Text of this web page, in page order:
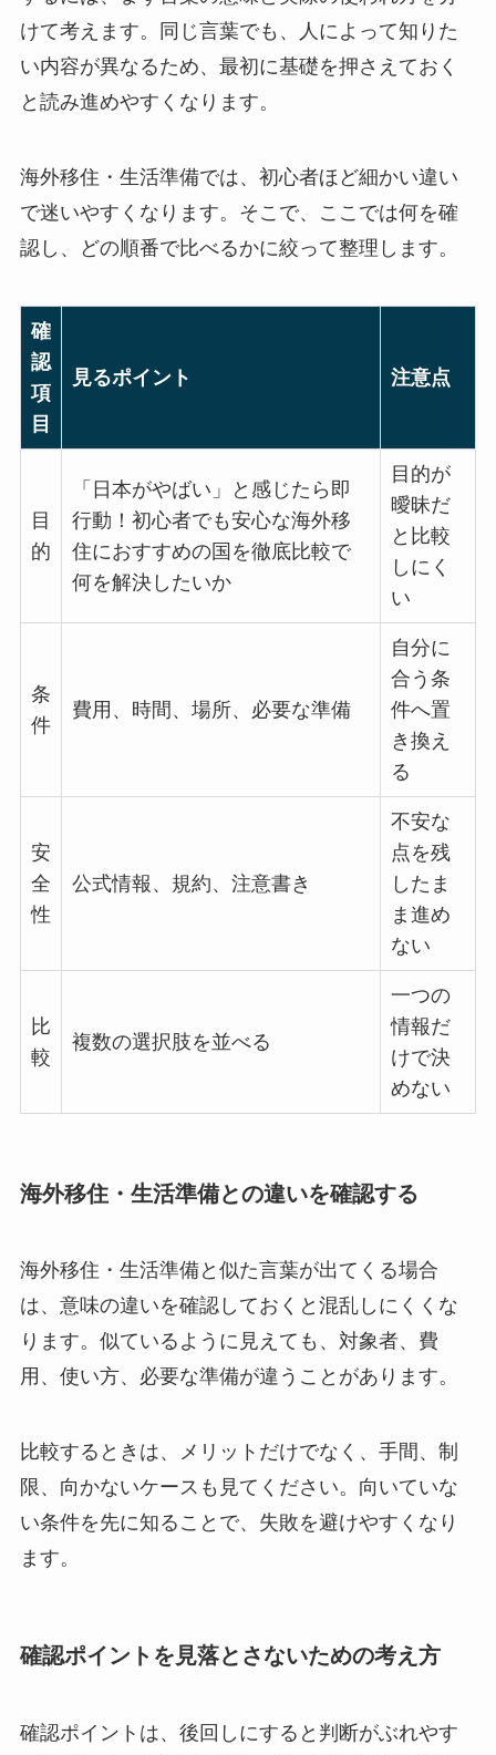
けて考えます。同じ言葉でも、人によって知りた
い内容が異なるため、最初に基礎を押さえておく
と読み進めやすくなります。
海外移住・生活準備では、初心者ほど細かい違い
で迷いやすくなります。そこで、ここでは何を確
認し、どの順番で比べるかに絞って整理します。
確
認
項
目
見るポイント 注意点
目
的
「日本がやばい」と感じたら即
行動！初心者でも安心な海外移
住におすすめの国を徹底比較で
何を解決したいか
目的が
曖昧だ
と比較
しにく
い
条
件
費用、時間、場所、必要な準備
自分に
合う条
件へ置
き換え
る
安
全
性
公式情報、規約、注意書き
不安な
点を残
したま
ま進め
ない
比
較
複数の選択肢を並べる
一つの
情報だ
けで決
めない
海外移住・生活準備との違いを確認する
海外移住・生活準備と似た言葉が出てくる場合
は、意味の違いを確認しておくと混乱しにくくな
ります。似ているように見えても、対象者、費
用、使い方、必要な準備が違うことがあります。
比較するときは、メリットだけでなく、 手間、制
限、向かないケース も見てください。向いていな
い条件を先に知ることで、失敗を避けやすくなり
ます。
確認ポイントを見落とさないための考え方
確認ポイントは、後回しにすると判断がぶれやす